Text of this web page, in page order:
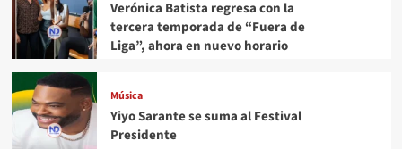
Verónica Batista regresa con la
tercera temporada de “Fuera de
Liga”, ahora en nuevo horario
Música
Yiyo Sarante se suma al Festival
Presidente